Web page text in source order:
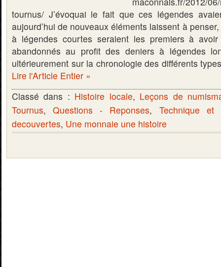
tournus/ J’évoquai le fait que ces légendes
aujourd’hui de nouveaux éléments laissent à
à légendes courtes seraient les premiers à
abandonnés au profit des deniers à légendes
ultérieurement sur la chronologie des différents
Lire l'Article Entier »
Classé dans : Histoire locale, Leçons de
Tournus,Questions - Reponses, Technique et
decouvertes, Une monnaie une histoire